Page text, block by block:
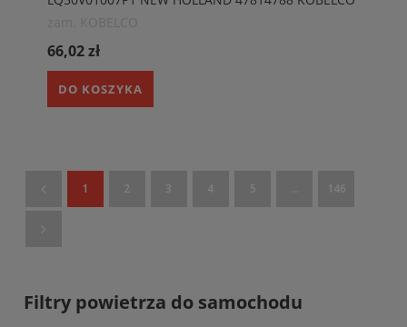
66,02 zł
DO KOSZYKA
1 2 3 4 5 146
Filtry powietrza do samochodu